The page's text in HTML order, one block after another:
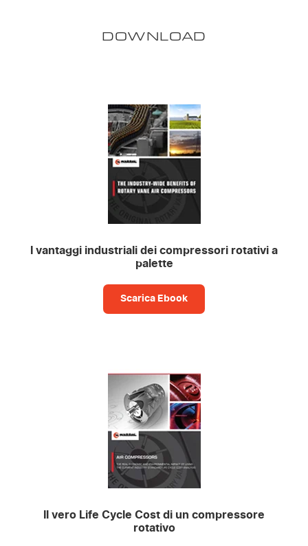
DOWNLOAD
I vantaggi industriali dei compressori rotativi a
palette
Scarica Ebook
Il vero Life Cycle Cost di un compressore
rotativo